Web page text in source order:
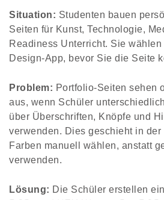
Situation: Studenten bauen
Seiten für Kunst, Technologie,
Readiness Unterricht. Sie
Design-App, bevor Sie die Seite
Problem: Portfolio-Seiten sehen
aus, wenn Schüler
über Überschriften, Knöpfe und
verwenden. Dies geschieht in
Farben manuell wählen, anstatt
verwenden.
Lösung: Die Schüler erstellen